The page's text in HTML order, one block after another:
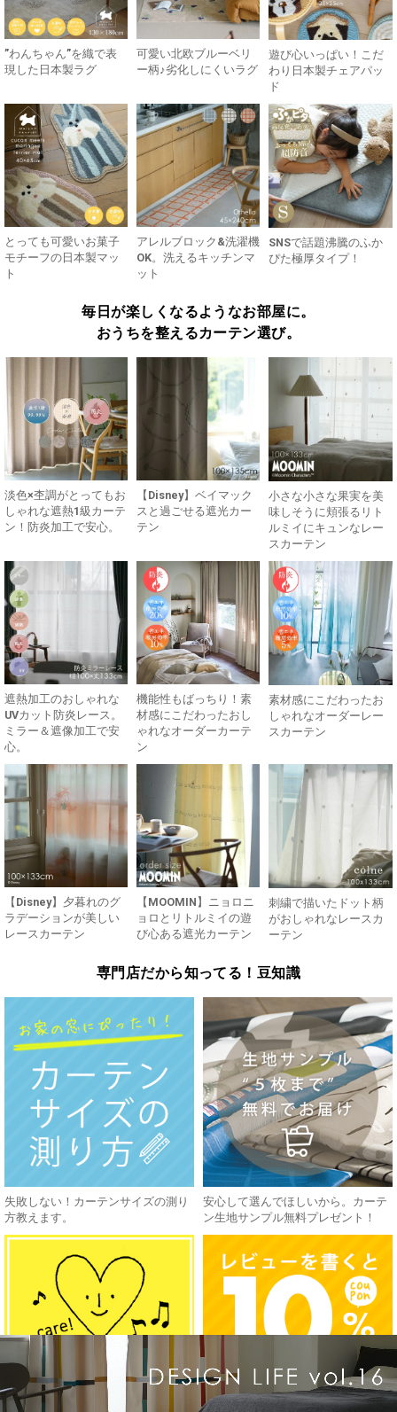
”わんちゃん”を織で表
現した日本製ラグ
可愛い北欧ブルーベリ
ー柄♪劣化しにくいラグ
遊び心いっぱい！こだ
わり日本製チェアパッ
ド
とっても可愛いお菓子
モチーフの日本製マッ
ト
アレルブロック&洗濯機
OK。洗えるキッチンマ
ット
SNSで話題沸騰のふか
ぴた極厚タイプ！
毎日が楽しくなるようなお部屋に。
おうちを整えるカーテン選び。
淡色×杢調がとってもお
しゃれな遮熱1級カーテ
ン！防炎加工で安心。
【Disney】ベイマック
スと過ごせる遮光カー
テン
小さな小さな果実を美
味しそうに頬張るリト
ルミイにキュンなレー
スカーテン
遮熱加工のおしゃれな
UVカット防炎レース。
ミラー＆遮像加工で安
心。
機能性もばっちり！素
材感にこだわったおし
ゃれなオーダーカーテ
ン
素材感にこだわったお
しゃれなオーダーレー
スカーテン
【Disney】夕暮れのグ
ラデーションが美しい
レースカーテン
【MOOMIN】ニョロニ
ョロとリトルミイの遊
び心ある遮光カーテン
刺繍で描いたドット柄
がおしゃれなレースカ
ーテン
専門店だから知ってる！豆知識
失敗しない！カーテンサイズの測り
方教えます。
安心して選んでほしいから。カーテ
ン生地サンプル無料プレゼント！